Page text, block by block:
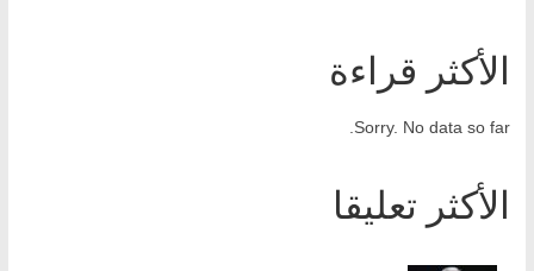
الأكثر قراءة
Sorry. No data so far.
الأكثر تعليقا